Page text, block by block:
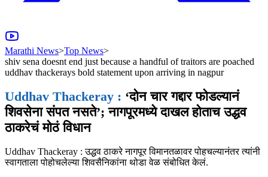
Marathi News>Top News>
shiv sena doesnt end just because a handful of traitors are poached
uddhav thackerays bold statement upon arriving in nagpur
Uddhav Thackeray : ‘दोन चार गद्दार फोडल्यानं
शिवसेना संपत नसते’; नागपूरमध्ये दाखल होताच उद्धव
ठाकरेचं मोठं विधान
Uddhav Thackeray : उद्धव ठाकरे नागपूर विमानतळावर पोहचल्यानंतर त्यांनी
स्वागताला पोहोचलेल्या शिवसैनिकांना थोडा वेळ संबोधित केलं.